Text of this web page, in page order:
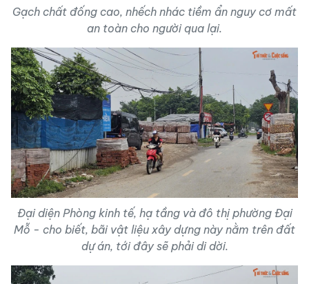
Gạch chất đống cao, nhếch nhác tiềm ẩn nguy cơ mất
an toàn cho người qua lại.
Đại diện Phòng kinh tế, hạ tầng và đô thị phường Đại
Mỗ - cho biết, bãi vật liệu xây dựng này nằm trên đất
dự án, tới đây sẽ phải di dời.